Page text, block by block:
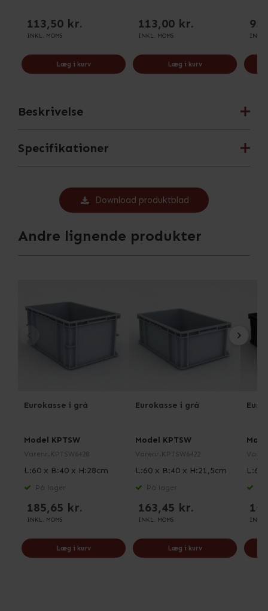
113,50 kr.
INKL. MOMS
Læg i kurv
113,00 kr.
INKL. MOMS
Læg i kurv
INKL.
Beskrivelse
Specifikationer
Download produktblad
Andre lignende produkter
Eurokasse i grå
Model KPTSW
Varenr. KPTSW6428
L:60 x B:40 x H:28cm
På lager
185,65 kr.
INKL. MOMS
Læg i kurv
Eurokasse i grå
Model KPTSW
Varenr. KPTSW6422
L:60 x B:40 x H:21,5cm
På lager
163,45 kr.
INKL. MOMS
Læg i kurv
L:60
INKL.